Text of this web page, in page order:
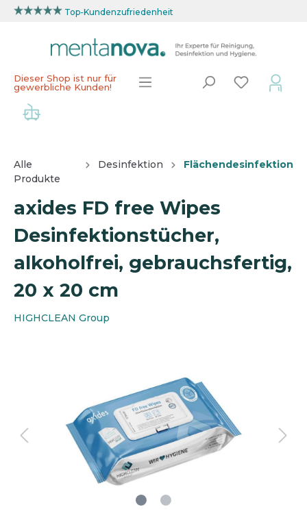
Top-Kundenzufriedenheit
Dieser Shop ist nur für
gewerbliche Kunden!
Alle
Produkte
Desinfektion Flächendesinfektion
axides FD free Wipes
Desinfektionstücher,
alkoholfrei, gebrauchsfertig,
20 x 20 cm
HIGHCLEAN Group